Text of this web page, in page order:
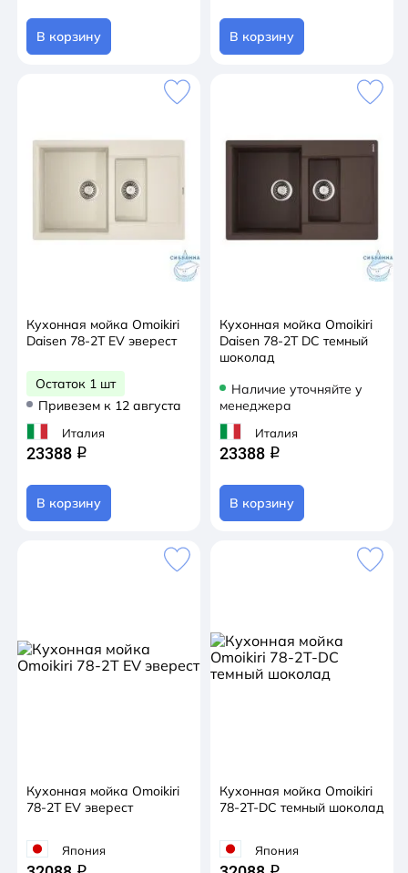
В корзину В корзину
Кухонная мойка Omoikiri
Daisen 78-2T EV эверест
Остаток 1 шт
Привезем к 12 августа
Италия
23388 q
В корзину
Кухонная мойка Omoikiri
Daisen 78-2T DC темный
шоколад
Наличие уточняйте у
менеджера
Италия
23388 q
В корзину
Кухонная мойка Omoikiri
78-2T EV эверест
Япония
q
Кухонная мойка Omoikiri
78-2T-DC темный шоколад
Япония
q